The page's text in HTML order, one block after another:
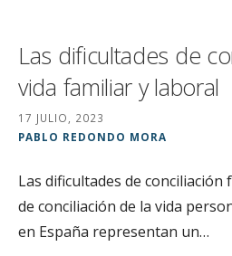
Las dificultades de
vida familiar y laboral
17 JULIO, 2023
PABLO REDONDO MORA
Las dificultades de conciliación
de conciliación de la vida
en España representan un…